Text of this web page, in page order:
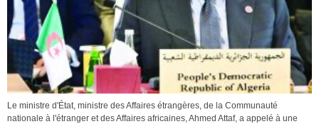
Le ministre d'État, ministre des Affaires étrangères, de la Communauté
nationale à l'étranger et des Affaires africaines, Ahmed Attaf, a appelé à une